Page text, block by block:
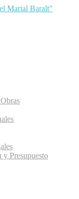
Presupuesto